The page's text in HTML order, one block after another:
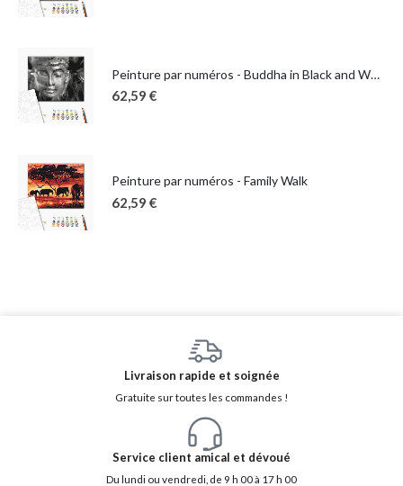
Peinture par numéros - Buddha in Black and White
62,59 €
Peinture par numéros - Family Walk
62,59 €
Livraison rapide et soignée
Gratuite sur toutes les commandes !
Service client amical et dévoué
Du lundi ou vendredi, de 9 h 00 à 17 h 00